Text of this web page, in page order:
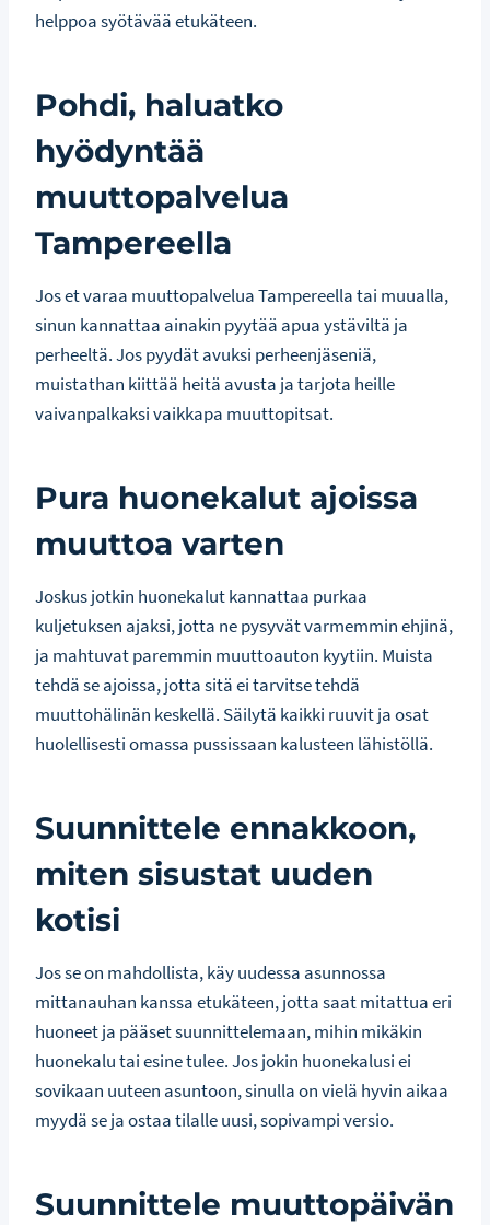
helppoa syötävää etukäteen.
Pohdi, haluatko
hyödyntää
muuttopalvelua
Tampereella
Jos et varaa muuttopalvelua Tampereella tai muualla,
sinun kannattaa ainakin pyytää apua ystäviltä ja
perheeltä. Jos pyydät avuksi perheenjäseniä,
muistathan kiittää heitä avusta ja tarjota heille
vaivanpalkaksi vaikkapa muuttopitsat.
Pura huonekalut ajoissa
muuttoa varten
Joskus jotkin huonekalut kannattaa purkaa
kuljetuksen ajaksi, jotta ne pysyvät varmemmin ehjinä,
ja mahtuvat paremmin muuttoauton kyytiin. Muista
tehdä se ajoissa, jotta sitä ei tarvitse tehdä
muuttohälinän keskellä. Säilytä kaikki ruuvit ja osat
huolellisesti omassa pussissaan kalusteen lähistöllä.
Suunnittele ennakkoon,
miten sisustat uuden
kotisi
Jos se on mahdollista, käy uudessa asunnossa
mittanauhan kanssa etukäteen, jotta saat mitattua eri
huoneet ja pääset suunnittelemaan, mihin mikäkin
huonekalu tai esine tulee. Jos jokin huonekalusi ei
sovikaan uuteen asuntoon, sinulla on vielä hyvin aikaa
myydä se ja ostaa tilalle uusi, sopivampi versio.
Suunnittele muuttopäivän